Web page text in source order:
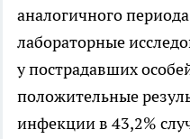
аналогичного
лабораторные
у пострадавших
положительные
инфекции в 43,2%